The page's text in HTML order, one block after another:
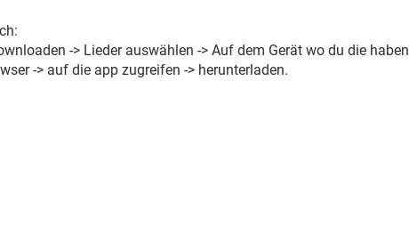
-> Lieder auswählen -> Auf dem Gerät wo du die haben
-> auf die app zugreifen -> herunterladen.